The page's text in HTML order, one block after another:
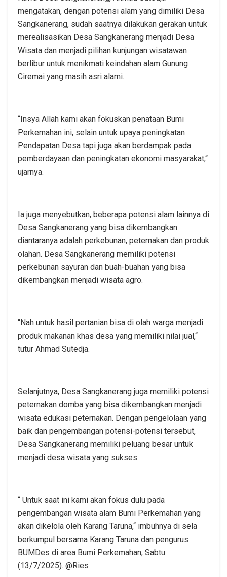
mengatakan, dengan potensi alam yang dimiliki Desa
Sangkanerang, sudah saatnya dilakukan gerakan untuk
merealisasikan Desa Sangkanerang menjadi Desa
Wisata dan menjadi pilihan kunjungan wisatawan
berlibur untuk menikmati keindahan alam Gunung
Ciremai yang masih asri alami.
“Insya Allah kami akan fokuskan penataan Bumi
Perkemahan ini, selain untuk upaya peningkatan
Pendapatan Desa tapi juga akan berdampak pada
pemberdayaan dan peningkatan ekonomi masyarakat,“
ujarnya.
Ia juga menyebutkan, beberapa potensi alam lainnya di
Desa Sangkanerang yang bisa dikembangkan
diantaranya adalah perkebunan, peternakan dan produk
olahan. Desa Sangkanerang memiliki potensi
perkebunan sayuran dan buah-buahan yang bisa
dikembangkan menjadi wisata agro.
“Nah untuk hasil pertanian bisa di olah warga menjadi
produk makanan khas desa yang memiliki nilai jual,“
tutur Ahmad Sutedja.
Selanjutnya, Desa Sangkanerang juga memiliki potensi
peternakan domba yang bisa dikembangkan menjadi
wisata edukasi peternakan. Dengan pengelolaan yang
baik dan pengembangan potensi-potensi tersebut,
Desa Sangkanerang memiliki peluang besar untuk
menjadi desa wisata yang sukses.
“ Untuk saat ini kami akan fokus dulu pada
pengembangan wisata alam Bumi Perkemahan yang
akan dikelola oleh Karang Taruna,“ imbuhnya di sela
berkumpul bersama Karang Taruna dan pengurus
BUMDes di area Bumi Perkemahan, Sabtu
(13/7/2025). @Ries